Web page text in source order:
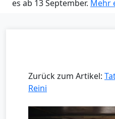
es ab 13 September. Mehr
Zurück zum Artikel:
Reini